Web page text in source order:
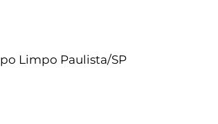
Limpo Paulista/SP